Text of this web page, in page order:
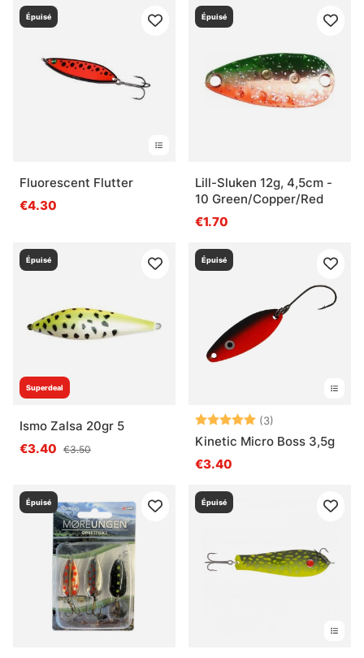
Épuisé
Fluorescent Flutter
€4.30
Épuisé
Lill-Sluken 12g, 4,5cm -
10 Green/Copper/Red
€1.70
Superdeal
Épuisé
Ismo Zalsa 20gr 5
€3.40 €3.50
Épuisé
Note: (3)
Kinetic Micro Boss 3,5g
€3.40
Épuisé Épuisé